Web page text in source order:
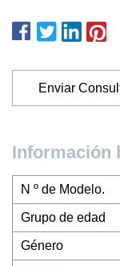
Enviar
Información
N º de Modelo.
Grupo de edad
Género